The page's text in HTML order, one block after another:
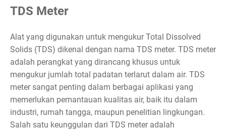
TDS Meter
Alat yang digunakan untuk mengukur Total Dissolved
Solids (TDS) dikenal dengan nama TDS meter. TDS meter
adalah perangkat yang dirancang khusus untuk
mengukur jumlah total padatan terlarut dalam air. TDS
meter sangat penting dalam berbagai aplikasi yang
memerlukan pemantauan kualitas air, baik itu dalam
industri, rumah tangga, maupun penelitian lingkungan.
Salah satu keunggulan dari TDS meter adalah